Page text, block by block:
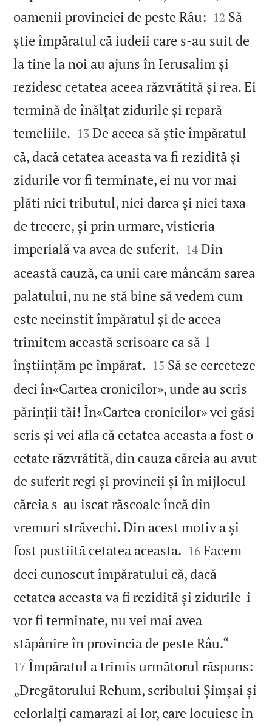
oamenii provinciei de peste Râu: 

12 Să
știe împăratul că iudeii care s‑au suit de
la tine la noi au ajuns în Ierusalim și
rezidesc cetatea aceea răzvrătită și rea. Ei
termină de înălțat zidurile și repară
temeliile. 

13 De aceea să știe împăratul
că, dacă cetatea aceasta va fi rezidită și
zidurile vor fi terminate, ei nu vor mai
plăti nici tributul, nici darea și nici taxa
de trecere, și prin urmare, vistieria
imperială va avea de suferit. 

14 Din
această cauză, ca unii care mâncăm sarea
palatului, nu ne stă bine să vedem cum
este necinstit împăratul și de aceea
trimitem această scrisoare ca să‑l
înștiințăm pe împărat. 

15 Să se cerceteze
deci în«Cartea cronicilor», unde au scris
părinții tăi! În«Cartea cronicilor» vei găsi
scris și vei afla că cetatea aceasta a fost o
cetate răzvrătită, din cauza căreia au avut
de suferit regi și provincii și în mijlocul
căreia s‑au iscat răscoale încă din
vremuri străvechi. Din acest motiv a și
fost pustiită cetatea aceasta. 

16 Facem
deci cunoscut împăratului că, dacă
cetatea aceasta va fi rezidită și zidurile‑i
vor fi terminate, nu vei mai avea
stăpânire în provincia de peste Râu.“
17 Împăratul a trimis următorul răspuns:
„Dregătorului Rehum, scribului Șimșai și
celorlalți camarazi ai lor, care locuiesc în